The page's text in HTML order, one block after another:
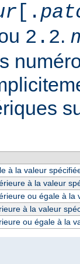
[.
2.2.
à la valeur
à la valeur
ou égale à la
à la valeur
ou égale à la